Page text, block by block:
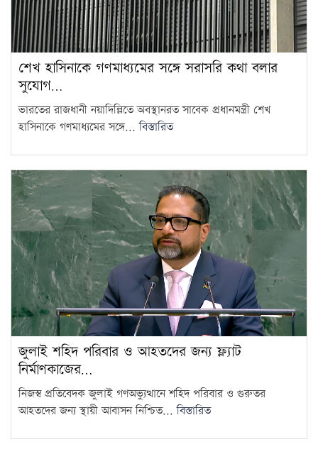
শেখ হাসিনাকে গণমাধ্যমের সঙ্গে সরাসরি কথা বলার
সুযোগ…
ভারতের রাজধানী নয়াদিল্লিতে অবস্থানরত সাবেক প্রধানমন্ত্রী শেখ
হাসিনাকে গণমাধ্যমের সঙ্গে...বিস্তারিত
জুলাই শহিদ পরিবার ও আহতদের জন্য ফ্ল্যাট
নির্মাণকাজের…
নিজস্ব প্রতিবেদক জুলাই গণঅভ্যুত্থানে শহিদ পরিবার ও গুরুতর
আহতদের জন্য স্থায়ী আবাসন নিশ্চিত...বিস্তারিত